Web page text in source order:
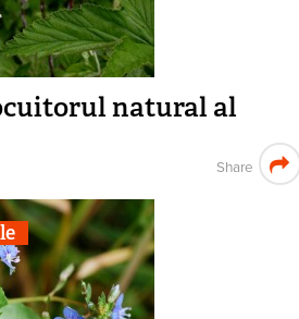
natural al
Share